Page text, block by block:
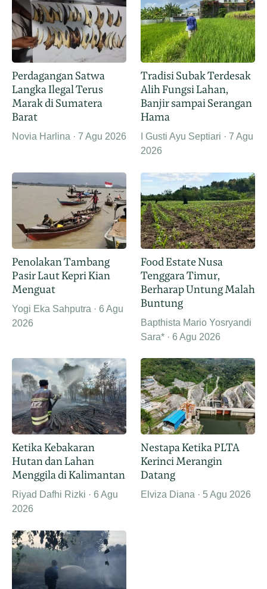
Perdagangan Satwa
Langka Ilegal Terus
Marak di Sumatera
Barat
Novia Harlina 7 Agu 2026
Tradisi Subak Terdesak
Alih Fungsi Lahan,
Banjir sampai Serangan
Hama
I Gusti Ayu Septiari
7 Agu
2026
Penolakan Tambang
Pasir Laut Kepri Kian
Menguat
Yogi Eka Sahputra
6 Agu
2026
Food Estate Nusa
Tenggara Timur,
Berharap Untung Malah
Buntung
Bapthista Mario Yosryandi
Sara*
6 Agu 2026
Ketika Kebakaran
Hutan dan Lahan
Menggila di Kalimantan
Riyad Dafhi Rizki
6 Agu
2026
Nestapa Ketika PLTA
Kerinci Merangin
Datang
Elviza Diana 5 Agu 2026